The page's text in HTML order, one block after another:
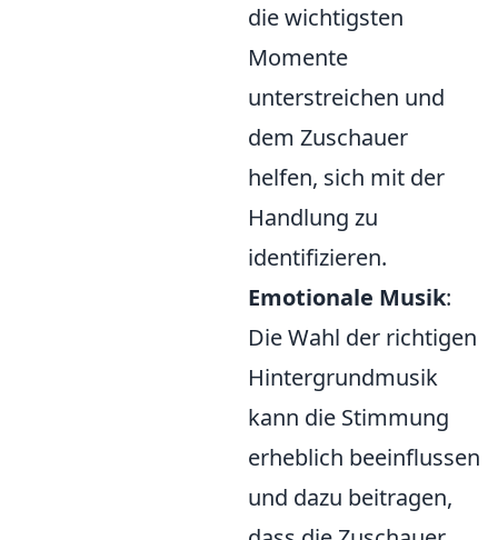
die wichtigsten
Momente
unterstreichen und
dem Zuschauer
helfen, sich mit der
Handlung zu
identifizieren.
Emotionale Musik:
Die Wahl der richtigen
Hintergrundmusik
kann die Stimmung
erheblich beeinflussen
und dazu beitragen,